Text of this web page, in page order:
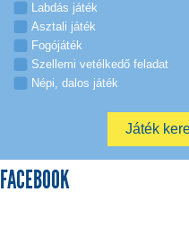
Labdás játék
Asztali játék
Fogójáték
Szellemi vetélkedő feladat
Népi, dalos játék
FACEBOOK